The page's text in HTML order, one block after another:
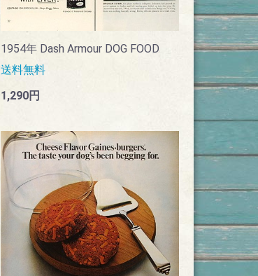
1954年 Dash Armour DOG FOOD
送料無料
1,290円